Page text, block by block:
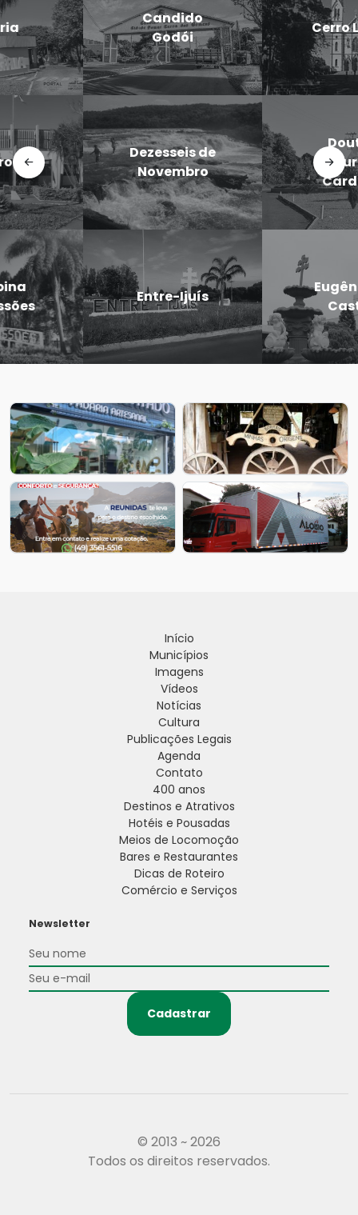
Candido
Godói
Cerro Largo
Dezesseis de
Novembro
Doutor
Maurício
Cardoso
Entre-Ijuís
Eugênio de
Castro
Início
Municípios
Imagens
Vídeos
Notícias
Cultura
Publicações Legais
Agenda
Contato
400 anos
Destinos e Atrativos
Hotéis e Pousadas
Meios de Locomoção
Bares e Restaurantes
Dicas de Roteiro
Comércio e Serviços
Newsletter
Cadastrar
© 2013 ~ 2026
Todos os direitos reservados.